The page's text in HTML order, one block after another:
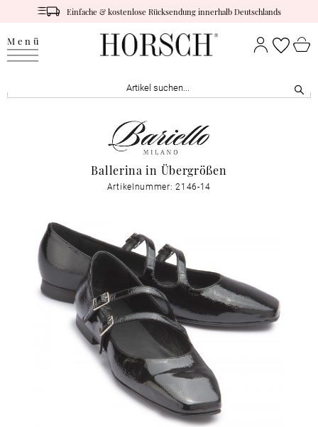
Einfache & kostenlose Rücksendung innerhalb Deutschlands
Menü
Ballerina in Übergrößen
Artikelnummer: 2146-14